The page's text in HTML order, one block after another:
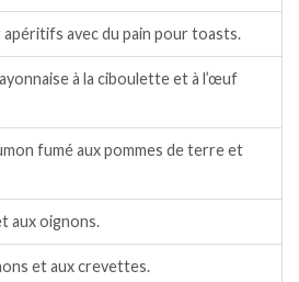
avec du pain pour toasts.
à la ciboulette et à l’œuf
fumé aux pommes de terre et
aux oignons.
et aux crevettes.